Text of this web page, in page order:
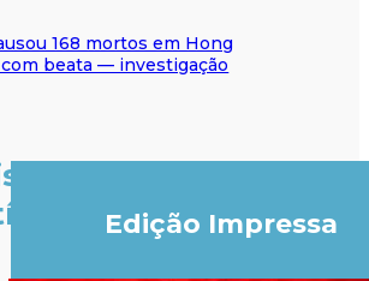
168 mortos em Hong
beata — investigação
Edição Impressa